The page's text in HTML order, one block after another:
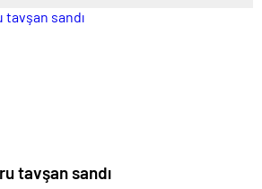
tavşan sandı